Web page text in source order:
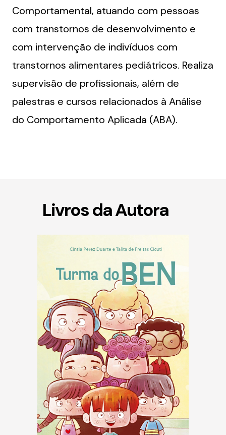
Comportamental, atuando com pessoas
com transtornos de desenvolvimento e
com intervenção de indivíduos com
transtornos alimentares pediátricos. Realiza
supervisão de profissionais, além de
palestras e cursos relacionados à Análise
do Comportamento Aplicada (ABA).
Livros da Autora